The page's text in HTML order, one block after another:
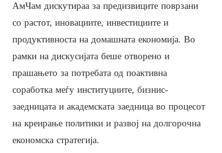
АмЧам дискутираа за предизвиците поврзани
со растот, иновациите, инвестициите и
продуктивноста на домашната економија. Во
рамки на дискусијата беше отворено и
прашањето за потребата од поактивна
соработка меѓу институциите, бизнис-
заедницата и академската заедница во процесот
на креирање политики и развој на долгорочна
економска стратегија.